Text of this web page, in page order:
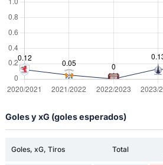
Goles y xG (goles esperados)
Goles, xG, Tiros Total